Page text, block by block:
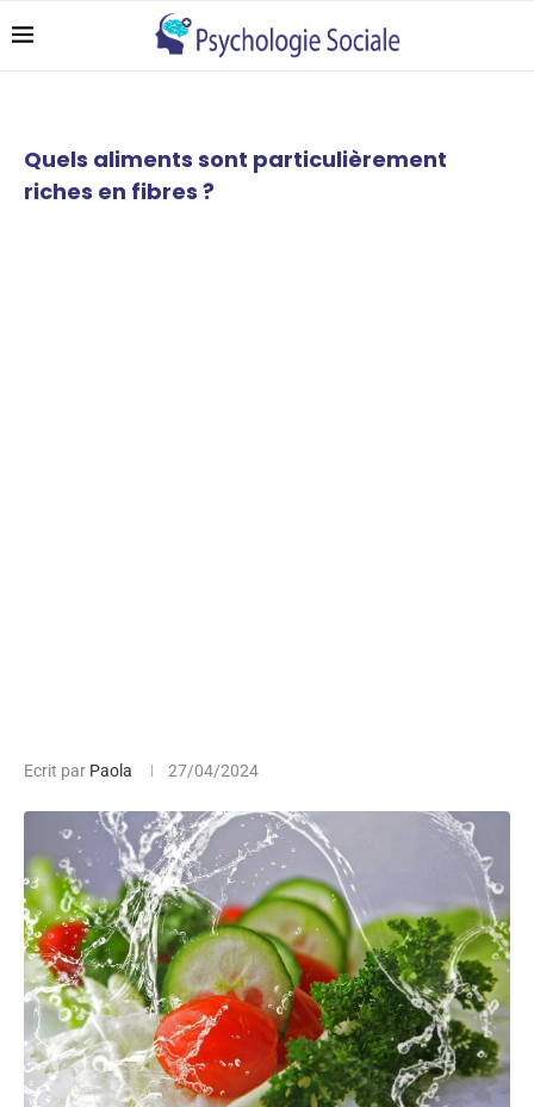
Quels aliments sont particulièrement
riches en fibres ?
Ecrit par Paola 27/04/2024